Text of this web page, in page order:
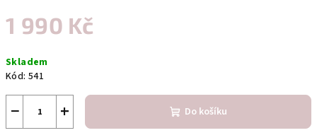
1 990 Kč
cena:
Skladem
Kód: 541
+
− Do košíku